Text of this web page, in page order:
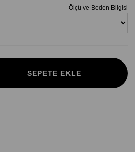
Ölçü ve Beden Bilgisi